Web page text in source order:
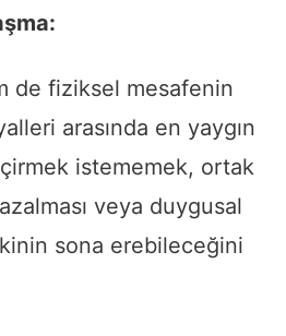
de fiziksel mesafenin
arasında en yaygın
istememek, ortak
veya duygusal
sona erebileceğini